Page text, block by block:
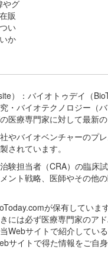
やグ
販
い
か
）：バイオトゥデイ（
・バイオテクノロジー（
医療専門家に対して最新
やバイオベンチャーのプ
されています。
験担当者（CRA）の臨
ント戦略、医師やその他
が保有してい
には必ず医療専門家のア
Webサイトで紹介して
サイトで得た情報をご自